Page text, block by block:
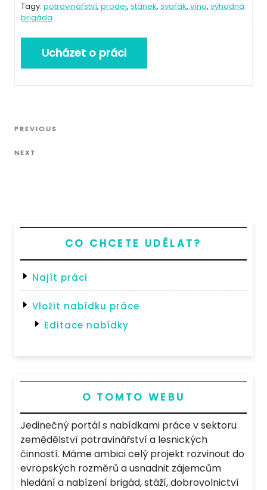
Tagy: potravinářství, prodej, stánek, svařák, víno, výhodná
brigáda
Navigace
příspěvek
Previous
PREVIOUS
Next
NEXT
CO CHCETE UDĚLAT?
Najít práci
Vložit nabídku práce
Editace nabídky
O TOMTO WEBU
Jedinečný portál s nabídkami práce v sektoru
zemědělství potravinářství a lesnických
činností. Máme ambici celý projekt rozvinout do
evropských rozměrů a usnadnit zájemcům
hledání a nabízení brigád, stáží, dobrovolnictví